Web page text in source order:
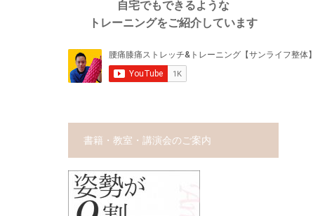
自宅でもできるような
トレーニングをご紹介しています
書籍・教室・講演会のご案内